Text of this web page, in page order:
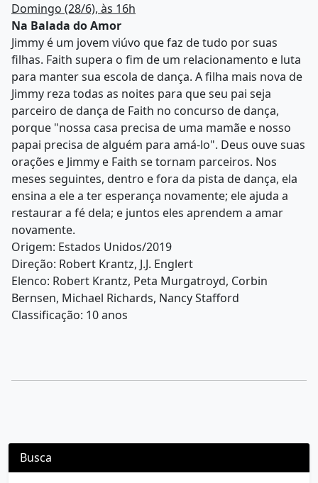
Domingo (28/6), às 16h
Na Balada do Amor
Jimmy é um jovem viúvo que faz de tudo por suas
filhas. Faith supera o fim de um relacionamento e luta
para manter sua escola de dança. A filha mais nova de
Jimmy reza todas as noites para que seu pai seja
parceiro de dança de Faith no concurso de dança,
porque "nossa casa precisa de uma mamãe e nosso
papai precisa de alguém para amá-lo". Deus ouve suas
orações e Jimmy e Faith se tornam parceiros. Nos
meses seguintes, dentro e fora da pista de dança, ela
ensina a ele a ter esperança novamente; ele ajuda a
restaurar a fé dela; e juntos eles aprendem a amar
novamente.
Origem: Estados Unidos/2019
Direção: Robert Krantz, J.J. Englert
Elenco: Robert Krantz, Peta Murgatroyd, Corbin
Bernsen, Michael Richards, Nancy Stafford
Classificação: 10 anos
Busca